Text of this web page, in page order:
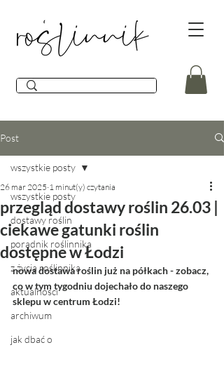
Post
wszystkie posty
dostawy roślin
poradnik roślinnika
z życia roślinnika
aktualności
archiwum
jak dbać o
wszystkie posty
przegląd dostawy roślin 26.03 |
ciekawe gatunki roślin
dostępne w Łodzi
26 mar 2025 1 minut(y) czytania
nowa dostawa roślin już na półkach - zobacz,
co w tym tygodniu dojechało do naszego
sklepu w centrum Łodzi!